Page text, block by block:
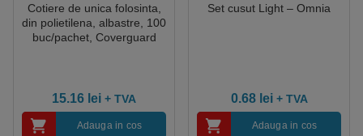
Cotiere de unica folosinta,
din polietilena, albastre, 100
buc/pachet, Coverguard
15.16 lei + TVA
Adauga in cos
Set cusut Light – Omnia
0.68 lei + TVA
Adauga in cos